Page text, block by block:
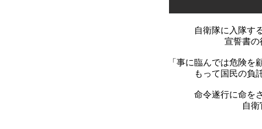
自衛隊に入隊す
宣誓書の
「事に臨んでは危険
もって国民の負
命令遂行に命を
自